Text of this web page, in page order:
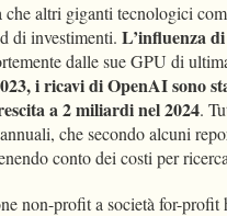
altri giganti tecnologici
di investimenti​. L’influenza
dalle sue GPU di
i ricavi di OpenAI sono
a 2 miliardi nel 2024​.
che secondo alcuni
conto dei costi per
non-profit a società for-profit